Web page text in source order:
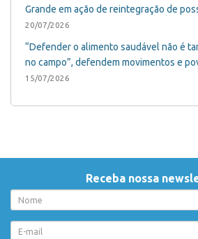
Grande em ação de reintegração de
20/07/2026
“Defender o alimento saudável não é
no campo”, defendem movimentos e
15/07/2026
Receba nossa